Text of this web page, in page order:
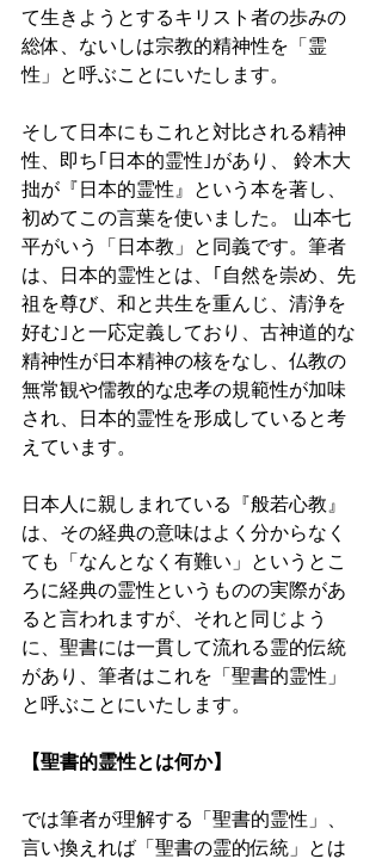
て生きようとするキリスト者の歩みの
総体、ないしは宗教的精神性を「霊
性」と呼ぶことにいたします。
そして日本にもこれと対比される精神
性、即ち｢日本的霊性｣があり、 鈴木大
拙が『日本的霊性』という本を著し、
初めてこの言葉を使いました。 山本七
平がいう「日本教」と同義です。筆者
は、日本的霊性とは、｢自然を崇め、先
祖を尊び、和と共生を重んじ、清浄を
好む｣と一応定義しており、古神道的な
精神性が日本精神の核をなし、仏教の
無常観や儒教的な忠孝の規範性が加味
され、日本的霊性を形成していると考
えています。
日本人に親しまれている『般若心教』
は、その経典の意味はよく分からなく
ても「なんとなく有難い」というとこ
ろに経典の霊性というものの実際があ
ると言われますが、それと同じよう
に、聖書には一貫して流れる霊的伝統
があり、筆者はこれを「聖書的霊性」
と呼ぶことにいたします。
【聖書的霊性とは何か】
では筆者が理解する「聖書的霊性」、
言い換えれば「聖書の霊的伝統」とは